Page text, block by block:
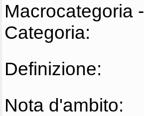
Macrocategoria -
Categoria:
Definizione:
Nota d'ambito: